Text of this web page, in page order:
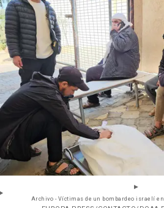
Archivo - Víctimas de un bombardeo israelí